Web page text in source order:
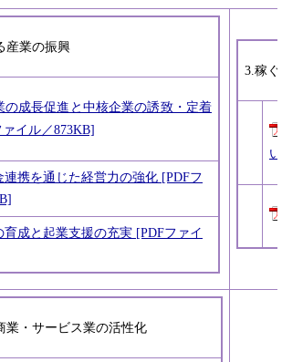
産業の振興
の成長促進と中核企業の誘致・定着
イル／873KB]
連携を通じた経営力の強化 [PDFフ
育成と起業支援の充実 [PDFファイ
3.稼
業・サービス業の活性化